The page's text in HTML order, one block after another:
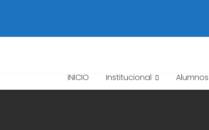
INICIO Institucional Alumnos